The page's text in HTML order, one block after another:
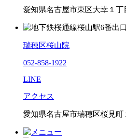
愛知県名古屋市東区大幸１丁
瑞穂区桜山院
052-858-1922
LINE
アクセス
愛知県名古屋市瑞穂区桜見町